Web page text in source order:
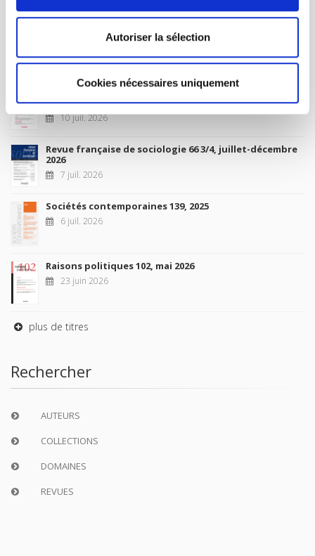
Autoriser la sélection
Cookies nécessaires uniquement
Nouveautés
Revue française de science politique 76-2, avril-juin
2026
10 juil. 2026
Revue française de sociologie 66 3/4, juillet-décembre
2026
7 juil. 2026
Sociétés contemporaines 139, 2025
6 juil. 2026
Raisons politiques 102, mai 2026
23 juin 2026
plus de titres
Rechercher
AUTEURS
COLLECTIONS
DOMAINES
REVUES